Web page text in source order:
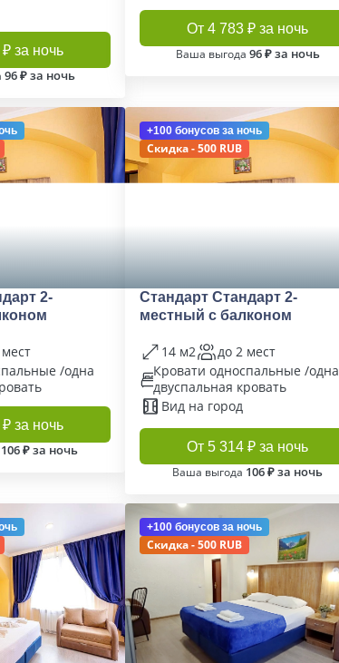
за ночь
96 ₽ за ночь
От 4 783 ₽ за ночь
Ваша выгода 96 ₽ за ночь
2-
/одна
за ночь
106 ₽ за ночь
+100 бонусов за ночь
Скидка - 500 RUB
Стандарт Стандарт 2-
местный с балконом
14 м2
до 2 мест
Кровати односпальные /одна
двуспальная кровать
Вид на город
От 5 314 ₽ за ночь
Ваша выгода 106 ₽ за ночь
+100 бонусов за ночь
Скидка - 500 RUB